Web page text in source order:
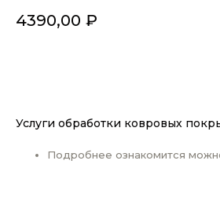
4390,00 ₽
Услуги обработки ковровых
Подробнее ознакомится